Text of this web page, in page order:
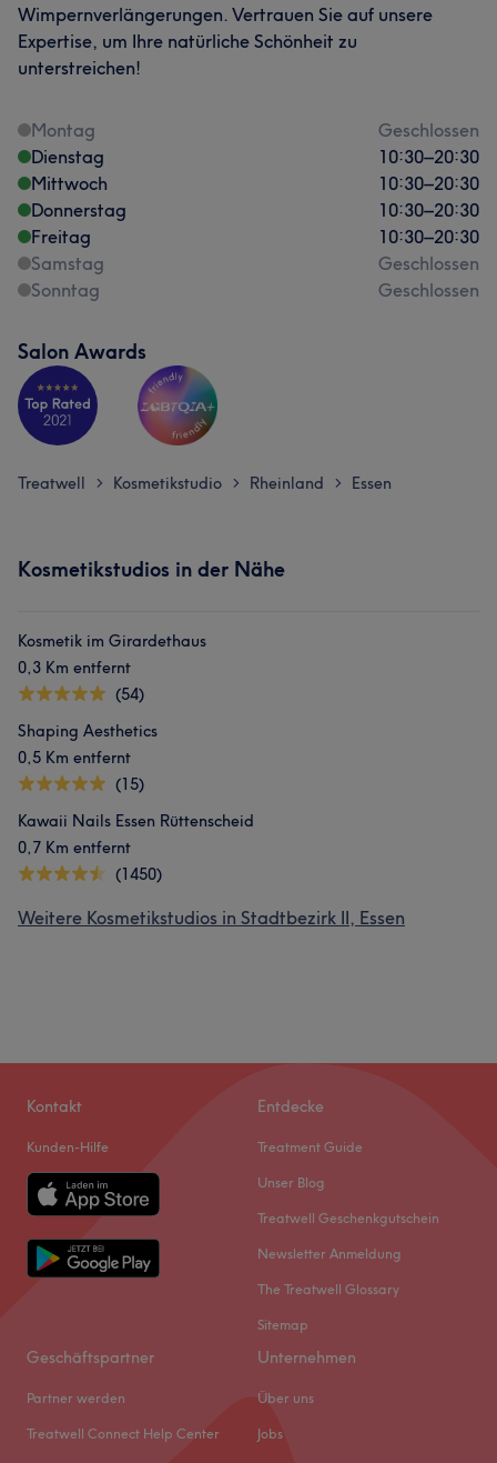
Wimpernverlängerungen. Vertrauen Sie auf unsere
Expertise, um Ihre natürliche Schönheit zu
unterstreichen!
Montag
Geschlossen
Dienstag
10:30–20:30
Mittwoch
10:30–20:30
Donnerstag
10:30–20:30
Freitag
10:30–20:30
Samstag
Geschlossen
Sonntag
Geschlossen
Salon Awards
Treatwell > Kosmetikstudio > Rheinland > Essen
Kosmetikstudios in der Nähe
Kosmetik im Girardethaus
0,3 Km entfernt
(54)
Shaping Aesthetics
0,5 Km entfernt
(15)
Kawaii Nails Essen Rüttenscheid
0,7 Km entfernt
(1450)
Weitere Kosmetikstudios in Stadtbezirk II, Essen
Kontakt
Kunden-Hilfe
Entdecke
Treatment Guide
Unser Blog
Treatwell Geschenkgutschein
Newsletter Anmeldung
The Treatwell Glossary
Sitemap
Geschäftspartner
Partner werden
Treatwell Connect Help Center
Unternehmen
Über uns
Jobs